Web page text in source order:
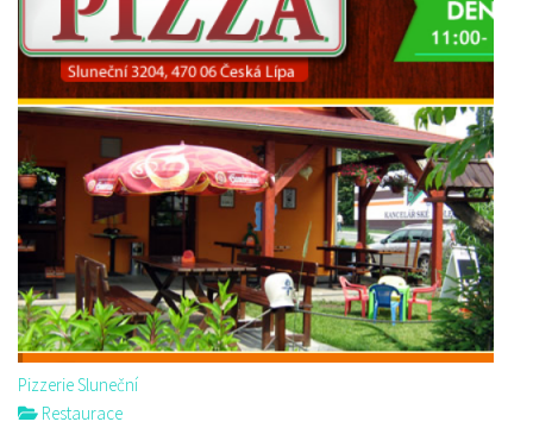
Pizzerie Sluneční
Restaurace